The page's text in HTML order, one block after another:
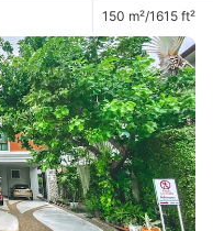
150 m²/1615 ft²